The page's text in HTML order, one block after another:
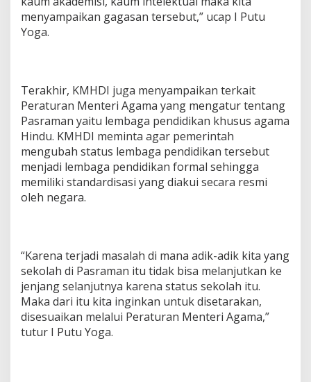
menyampaikan gagasan tersebut,” ucap I Putu
Yoga.
Terakhir, KMHDI juga menyampaikan terkait
Peraturan Menteri Agama yang mengatur tentang
Pasraman yaitu lembaga pendidikan khusus agama
Hindu. KMHDI meminta agar pemerintah
mengubah status lembaga pendidikan tersebut
menjadi lembaga pendidikan formal sehingga
memiliki standardisasi yang diakui secara resmi
oleh negara.
“Karena terjadi masalah di mana adik-adik kita yang
sekolah di Pasraman itu tidak bisa melanjutkan ke
jenjang selanjutnya karena status sekolah itu.
Maka dari itu kita inginkan untuk disetarakan,
disesuaikan melalui Peraturan Menteri Agama,”
tutur I Putu Yoga.